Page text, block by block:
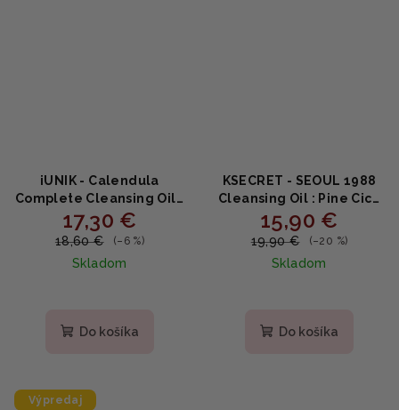
iUNIK - Calendula
Complete Cleansing Oil -
čistiaci olej s nechtíkom
200ml
17,30 €
18,60 € (–6 %)
Skladom
Do košíka
KSECRET - SEOUL 1988
Cleansing Oil : Pine Cica
1% + Probiotics - Čistiaci
olej s extraktom borovice
15,90 €
19,90 € (–20 %)
Skladom
Do košíka
Výpredaj